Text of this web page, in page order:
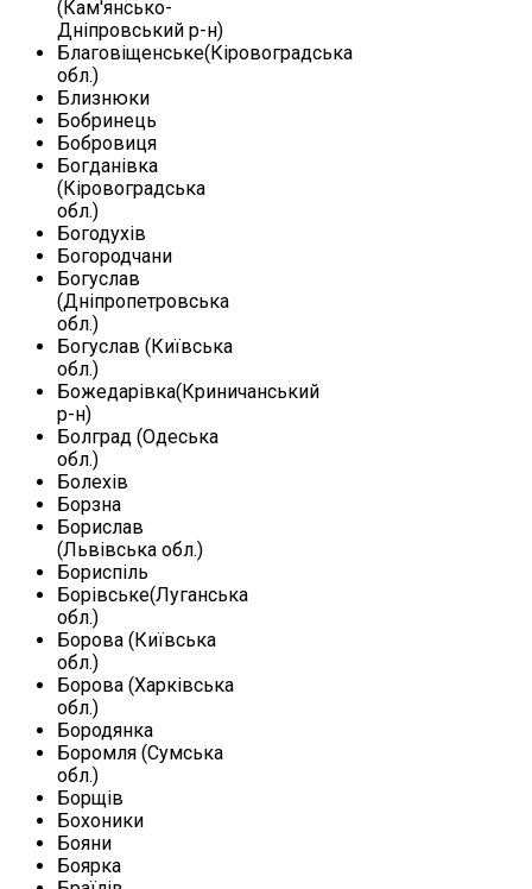
(Кам'янсько-
Дніпровський р-н)
Благовіщенське(Кіровоградська
обл.)
Близнюки
Бобринець
Бобровиця
Богданівка
(Кіровоградська
обл.)
Богодухів
Богородчани
Богуслав
(Дніпропетровська
обл.)
Богуслав (Київська
обл.)
Божедарівка(Криничанський
р-н)
Болград (Одеська
обл.)
Болехів
Борзна
Борислав
(Львівська обл.)
Бориспіль
Борівське(Луганська
обл.)
Борова (Київська
обл.)
Борова (Харківська
обл.)
Бородянка
Боромля (Сумська
обл.)
Борщів
Бохоники
Бояни
Боярка